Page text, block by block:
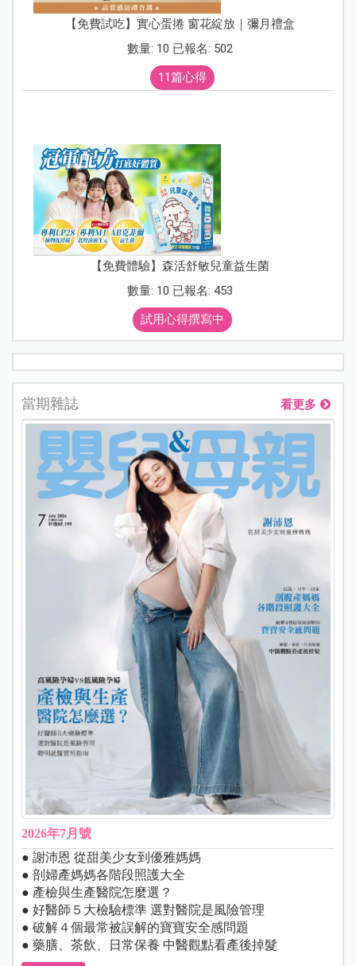
【免費試吃】實心蛋捲 窗花綻放｜彌月禮盒
數量: 10 已報名: 502
11篇心得
【免費體驗】森活舒敏兒童益生菌
數量: 10 已報名: 453
試用心得撰寫中
當期雜誌 看更多
2026年7月號
● 謝沛恩 從甜美少女到優雅媽媽
● 剖婦產媽媽各階段照護大全
● 產檢與生產醫院怎麼選？
● 好醫師５大檢驗標準 選對醫院是風險管理
● 破解４個最常被誤解的寶寶安全感問題
● 藥膳、茶飲、日常保養 中醫觀點看產後掉髮